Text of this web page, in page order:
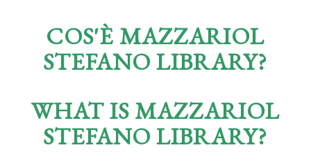
COS'È MAZZARIOL
STEFANO LIBRARY?
WHAT IS MAZZARIOL
STEFANO LIBRARY?